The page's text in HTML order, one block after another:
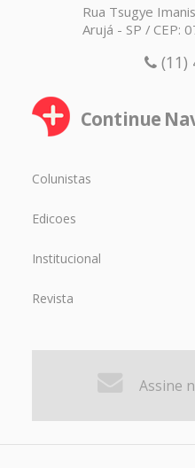
Rua Tsugye
Arujá - SP / CEP:
(11)
Continue
Colunistas
Edicoes
Institucional
Revista
Assine